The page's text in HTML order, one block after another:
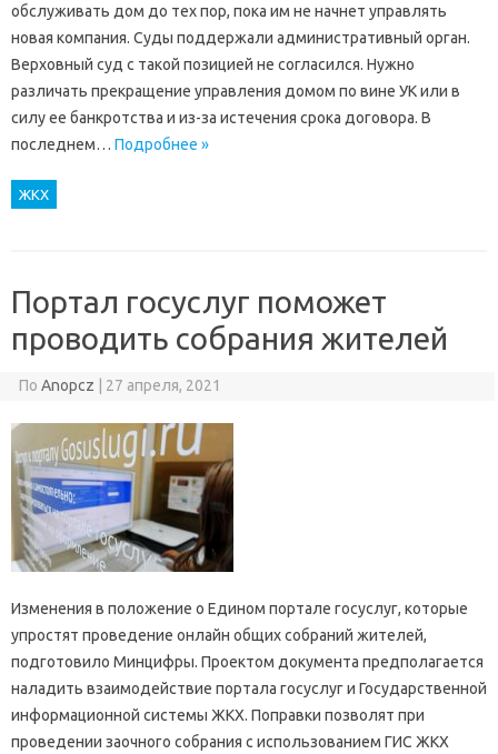
обслуживать дом до тех пор, пока им не начнет управлять
новая компания. Суды поддержали административный орган.
Верховный суд с такой позицией не согласился. Нужно
различать прекращение управления домом по вине УК или в
силу ее банкротства и из-за истечения срока договора. В
последнем… Подробнее »
ЖКХ
Портал госуслуг поможет
проводить собрания жителей
По Anopcz 27 апреля, 2021
Изменения в положение о Едином портале госуслуг, которые
упростят проведение онлайн общих собраний жителей,
подготовило Минцифры. Проектом документа предполагается
наладить взаимодействие портала госуслуг и Государственной
информационной системы ЖКХ. Поправки позволят при
проведении заочного собрания с использованием ГИС ЖКХ